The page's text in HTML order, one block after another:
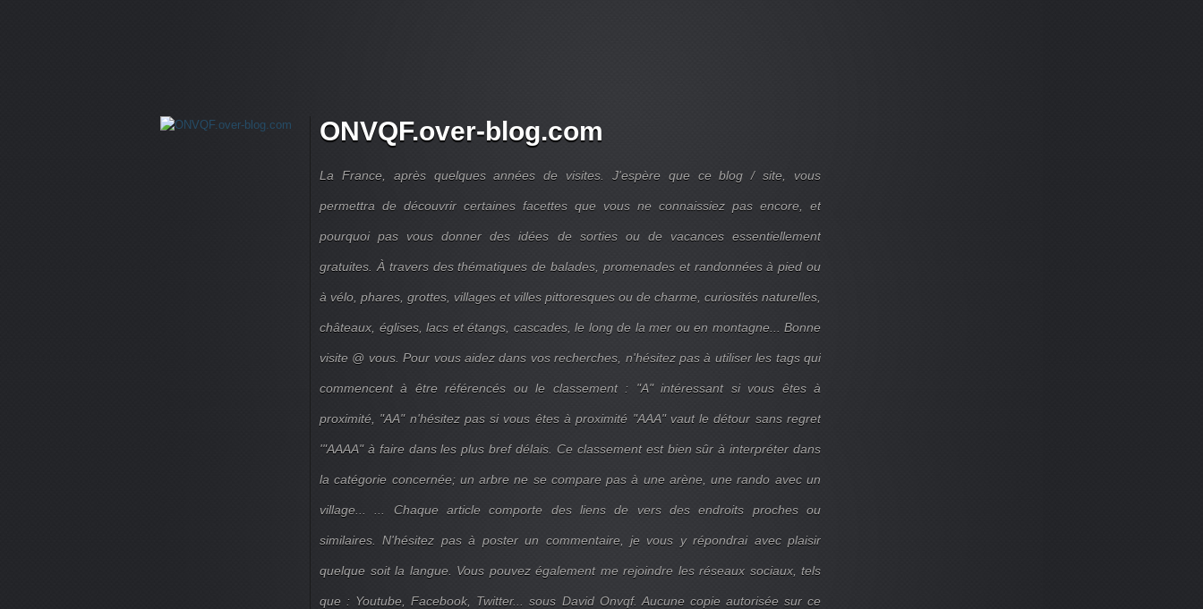
ONVQF.over-blog.com
La France, après quelques années de visites. J'espère que ce blog / site, vous
permettra de découvrir certaines facettes que vous ne connaissiez pas encore, et
pourquoi pas vous donner des idées de sorties ou de vacances essentiellement
gratuites. À travers des thématiques de balades, promenades et randonnées à pied ou
à vélo, phares, grottes, villages et villes pittoresques ou de charme, curiosités naturelles,
châteaux, églises, lacs et étangs, cascades, le long de la mer ou en montagne... Bonne
visite @ vous. Pour vous aidez dans vos recherches, n'hésitez pas à utiliser les tags qui
commencent à être référencés ou le classement : "A" intéressant si vous êtes à
proximité, "AA" n'hésitez pas si vous êtes à proximité "AAA" vaut le détour sans regret
'"AAAA" à faire dans les plus bref délais. Ce classement est bien sûr à interpréter dans
la catégorie concernée; un arbre ne se compare pas à une arène, une rando avec un
village... ... Chaque article comporte des liens de vers des endroits proches ou
similaires. N'hésitez pas à poster un commentaire, je vous y répondrai avec plaisir
quelque soit la langue. Vous pouvez également me rejoindre les réseaux sociaux, tels
que : Youtube, Facebook, Twitter... sous David Onvqf. Aucune copie autorisée sur ce